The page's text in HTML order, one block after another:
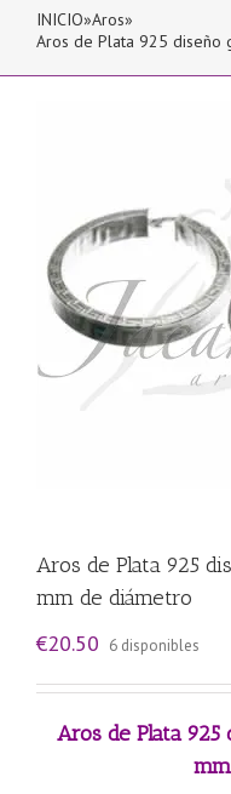
INICIO»Aros»
Aros de Plata 925 diseño
Aros de Plata 925
mm de diámetro
€20.50 6 disponibles
Aros de Plata